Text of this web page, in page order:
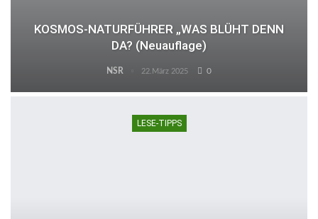
KOSMOS-NATURFÜHRER „WAS BLÜHT DENN
DA? (Neuauflage)
NSR 22.März 2025 0
LESE-TIPPS